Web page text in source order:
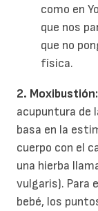
como en
que nos
que no
física.
2. Moxibustión:
acupuntura de
basa en la
cuerpo con el
una hierba
vulgaris). Para
bebé, los